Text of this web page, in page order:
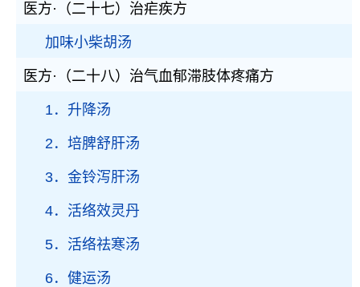
医方·（二十七）治疟疾方
加味小柴胡汤
医方·（二十八）治气血郁滞肢体疼痛方
1．升降汤
2．培脾舒肝汤
3．金铃泻肝汤
4．活络效灵丹
5．活络祛寒汤
6．健运汤